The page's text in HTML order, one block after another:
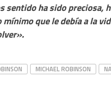
sentido ha sido
que le debía a la
MICHAEL ROBINSON